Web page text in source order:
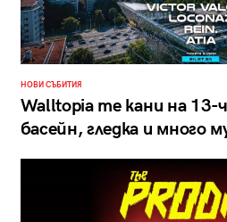
НОВИ СЪБИТИЯ
Walltopia те кани на 13-
басейн, гледка и много